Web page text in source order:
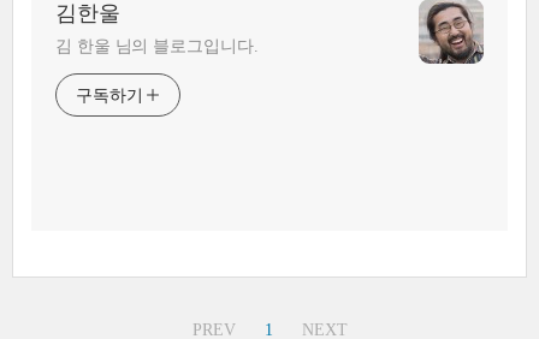
김한울
김 한울 님의 블로그입니다.
구독하기
PREV 1 NEXT